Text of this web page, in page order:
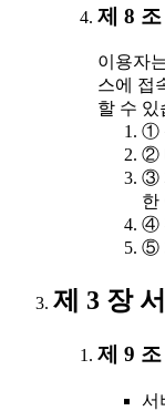
제 8
이용자
스에 접
할 수 있
①
②
③
한
④
⑤
제 3 장
제 9
서